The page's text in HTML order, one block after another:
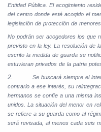
Entidad Pública. El acogimiento
del centro donde esté acogido el
legislación de protección de menores.
No podrán ser acogedores los que
previsto en la ley. La resolución de
escrito la medida de guarda se
estuvieran privados de la patria
2.
Se buscará siempre el
contrario a ese interés, su
hermanos se confíe a una misma
unidos. La situación del menor en
se refiere a su guarda como al
será revisada, al menos cada seis